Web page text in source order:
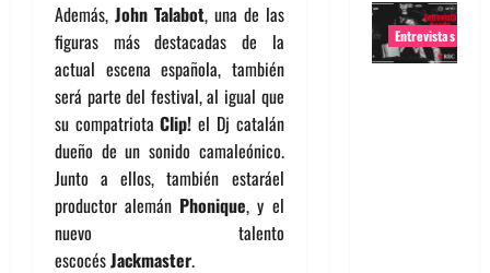
Además, John Talabot, una de las
figuras más destacadas de la
actual escena española, también
será parte del festival, al igual que
su compatriotaClip! el Dj catalán
dueño de un sonido camaleónico.
Junto a ellos, también estaráel
productor alemán Phonique, y el
nuevo talento
escocésJackmaster.
Entrevistas